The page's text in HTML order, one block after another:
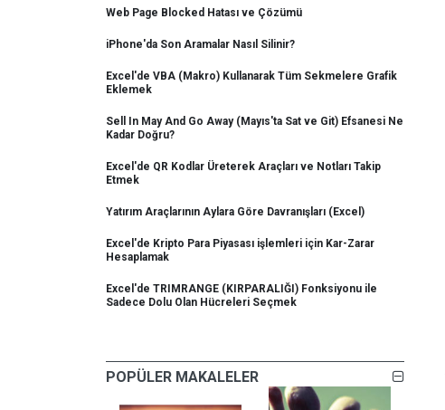
Web Page Blocked Hatası ve Çözümü
iPhone'da Son Aramalar Nasıl Silinir?
Excel'de VBA (Makro) Kullanarak Tüm Sekmelere Grafik
Eklemek
Sell In May And Go Away (Mayıs'ta Sat ve Git) Efsanesi Ne
Kadar Doğru?
Excel'de QR Kodlar Üreterek Araçları ve Notları Takip
Etmek
Yatırım Araçlarının Aylara Göre Davranışları (Excel)
Excel'de Kripto Para Piyasası işlemleri için Kar-Zarar
Hesaplamak
Excel'de TRIMRANGE (KIRPARALIĞI) Fonksiyonu ile
Sadece Dolu Olan Hücreleri Seçmek
POPÜLER MAKALELER